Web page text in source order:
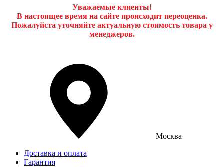
Уважаемые клиенты!
В настоящее время на сайте происходит переоценка.
Пожалуйста уточняйте актуальную стоимость товара у
менеджеров.
Москва
Доставка и оплата
Гарантия